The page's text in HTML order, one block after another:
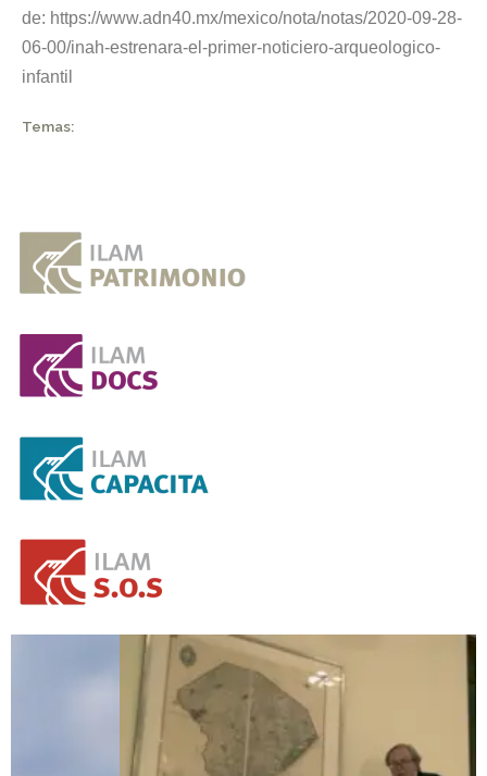
de: https://www.adn40.mx/mexico/nota/notas/2020-09-28-
06-00/inah-estrenara-el-primer-noticiero-arqueologico-
infantil
Temas: